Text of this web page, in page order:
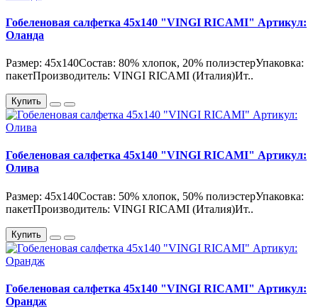
Гобеленовая салфетка 45х140 "VINGI RICAMI" Артикул:
Оланда
Размер: 45х140Состав: 80% хлопок, 20% полиэстерУпаковка:
пакетПроизводитель: VINGI RICAMI (Италия)Ит..
Купить
Гобеленовая салфетка 45х140 "VINGI RICAMI" Артикул:
Олива
Размер: 45х140Состав: 50% хлопок, 50% полиэстерУпаковка:
пакетПроизводитель: VINGI RICAMI (Италия)Ит..
Купить
Гобеленовая салфетка 45х140 "VINGI RICAMI" Артикул:
Орандж